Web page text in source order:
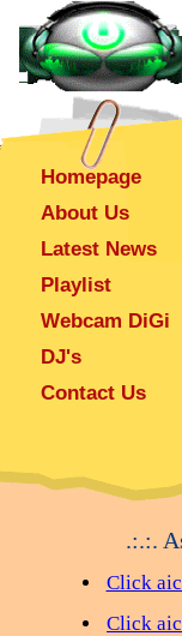
Homepage
About Us
Latest News
Playlist
Webcam DiGi
DJ's
Contact Us
.:.:.
Click
Click